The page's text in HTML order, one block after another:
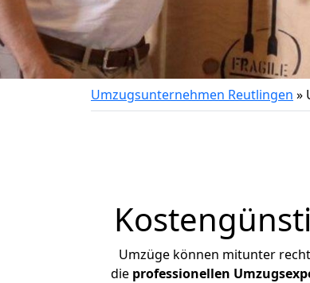
Umzugsunternehmen Reutlingen »
Umzüge können mitunter
die professionellen